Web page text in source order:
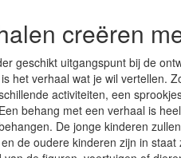
creëren
geschikt uitgangspunt bij de
is het verhaal wat je wil vertellen.
activiteiten, een
behang met een verhaal is
De jonge kinderen
de oudere kinderen zijn in